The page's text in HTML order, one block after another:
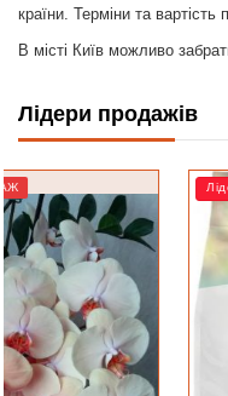
країни. Терміни та вартість
В місті Київ можливо
Лідери продажів